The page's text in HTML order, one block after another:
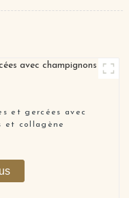
et gercées avec
et collagène